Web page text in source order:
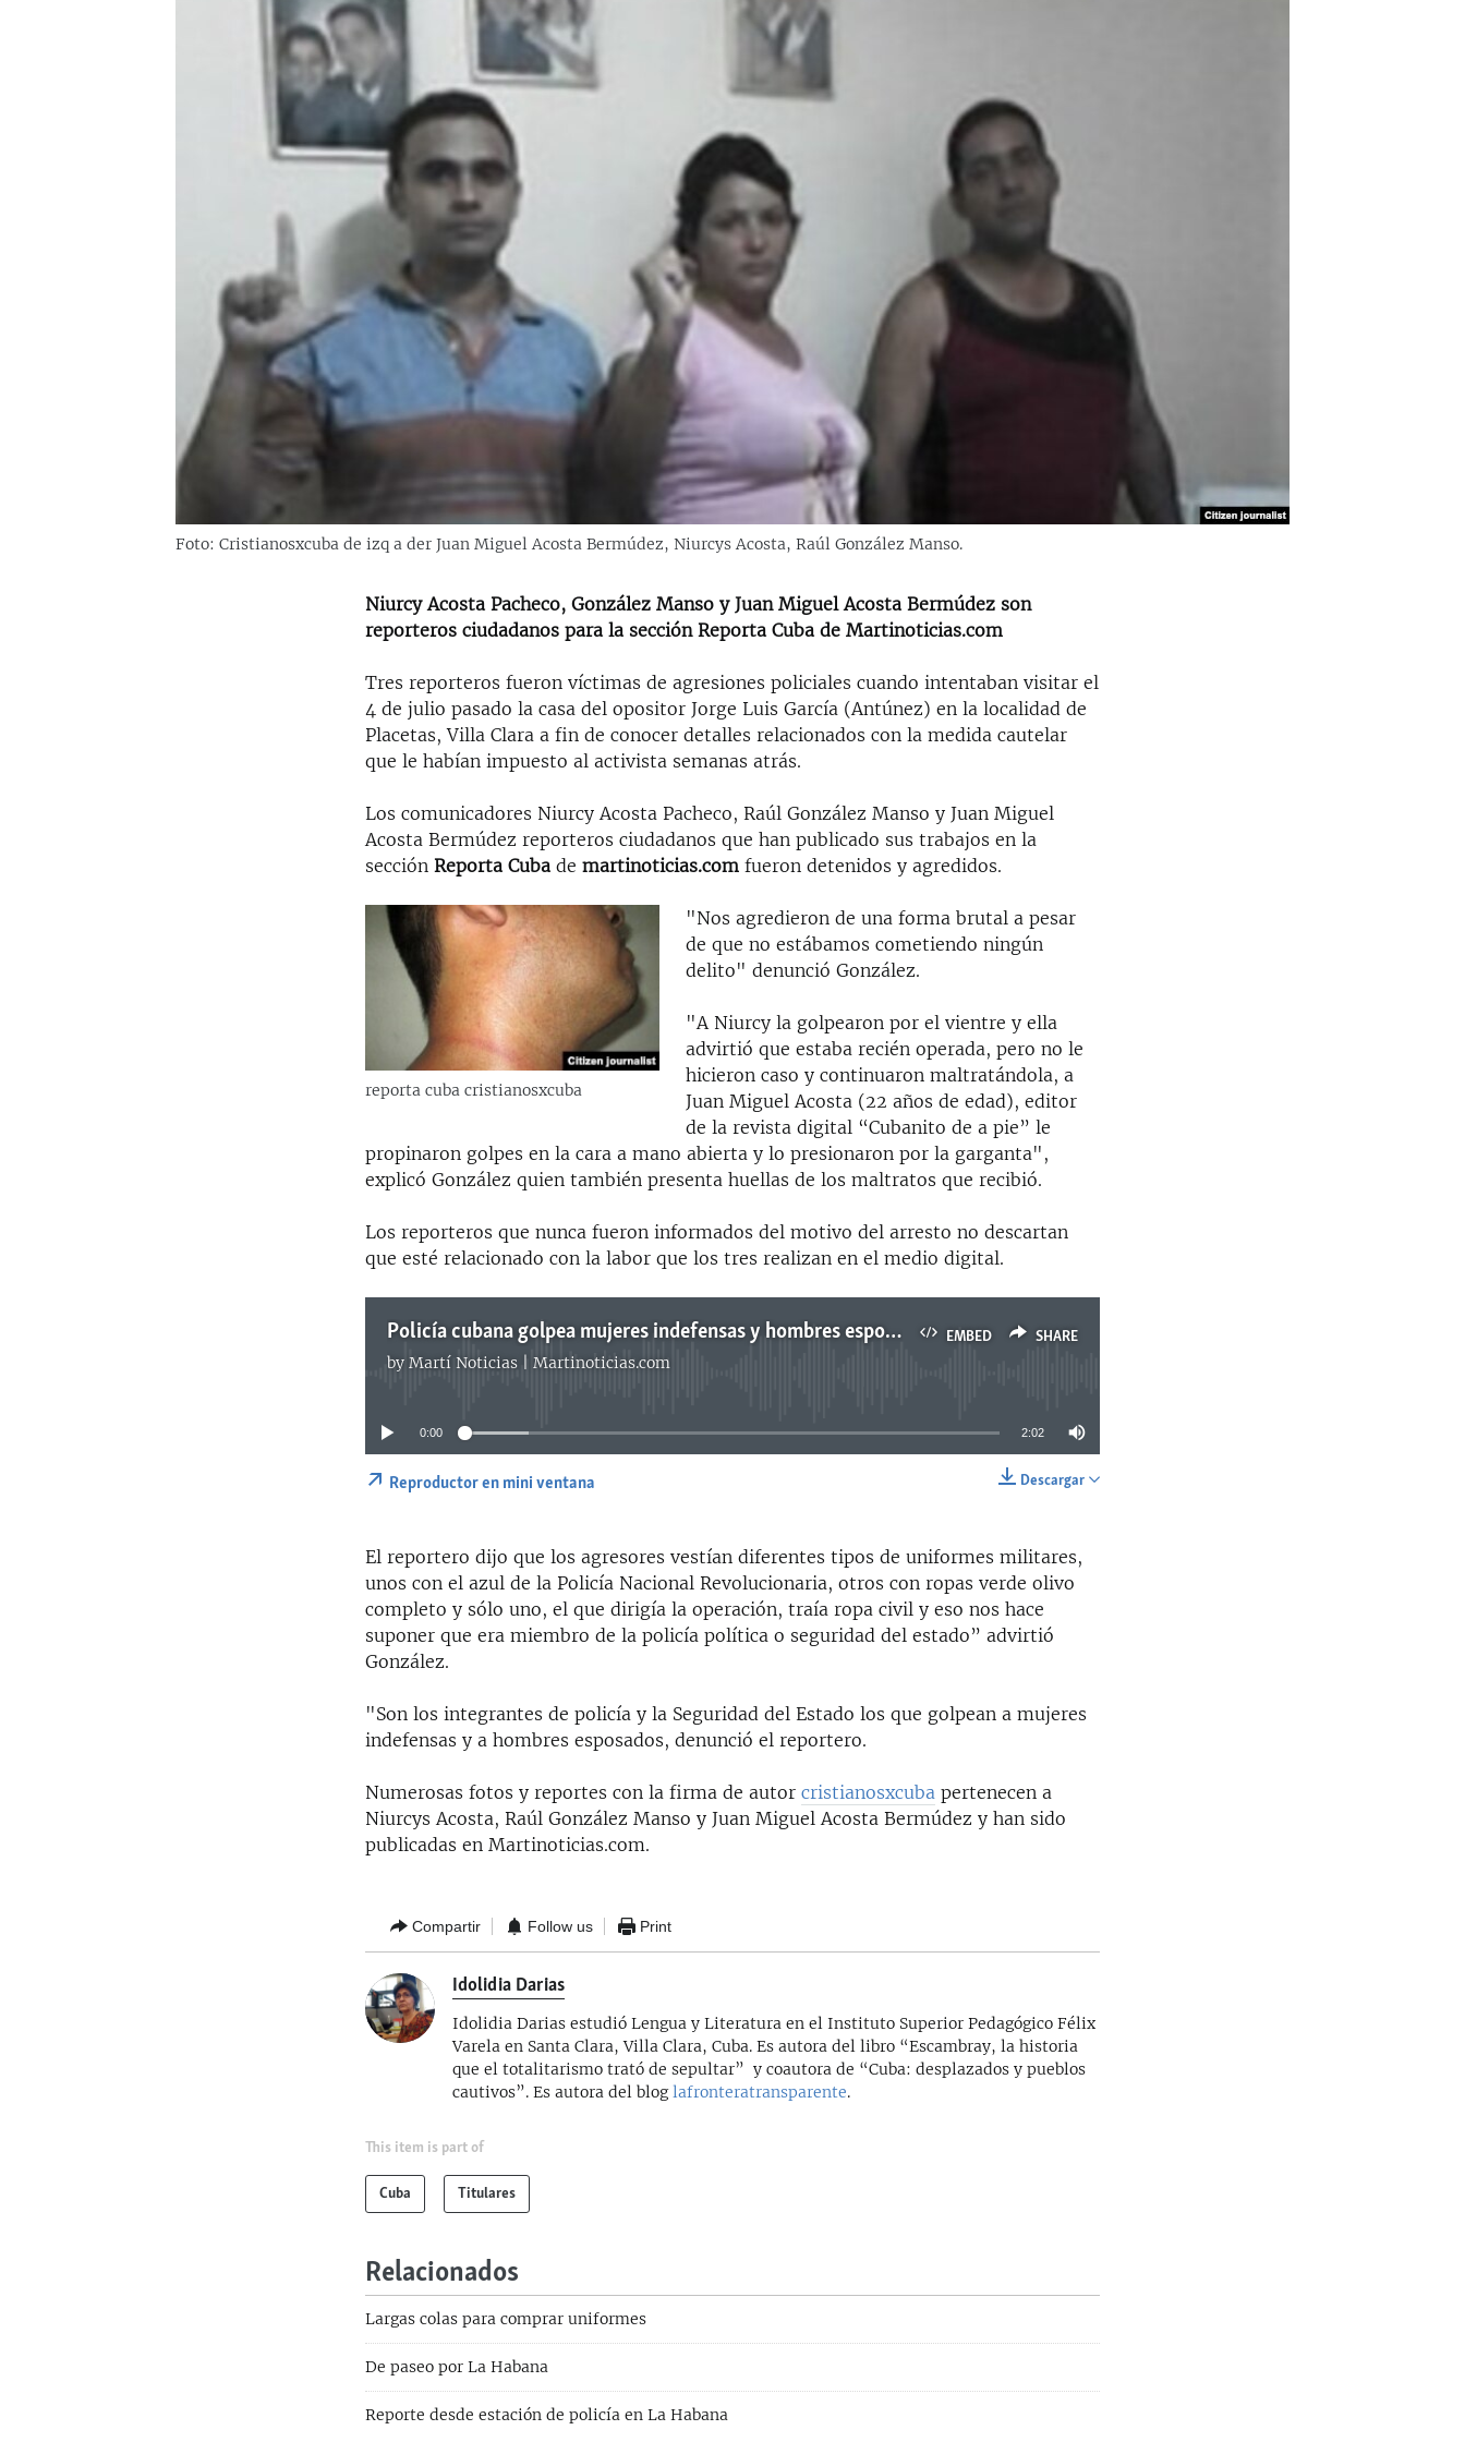
DESINFORMACIÓN RUSA EN
LA INVASIÓN DE RUSIA A UCRANIA
Foto: Cristianosxcuba de izq a der Juan Miguel Acosta Bermúdez, Niurcys Acosta, Raúl González Manso.
Niurcy Acosta Pacheco, González Manso y Juan Miguel Acosta Bermúdez son
reporteros ciudadanos para la sección Reporta Cuba de Martinoticias.com
Tres reporteros fueron víctimas de agresiones policiales cuando intentaban visitar el
4 de julio pasado la casa del opositor Jorge Luis García (Antúnez) en la localidad de
Placetas, Villa Clara a fin de conocer detalles relacionados con la medida cautelar
que le habían impuesto al activista semanas atrás.
Los comunicadores Niurcy Acosta Pacheco, Raúl González Manso y Juan Miguel
Acosta Bermúdez reporteros ciudadanos que han publicado sus trabajos en la
secciónReporta Cuba demartinoticias.com fueron detenidos y agredidos.
reporta cuba cristianosxcuba
"Nos agredieron de una forma brutal a pesar
de que no estábamos cometiendo ningún
delito" denunció González.
"A Niurcy la golpearon por el vientre y ella
advirtió que estaba recién operada, pero no le
hicieron caso y continuaron maltratándola, a
Juan Miguel Acosta (22 años de edad), editor
de la revista digital “Cubanito de a pie” le
propinaron golpes en la cara a mano abierta y lo presionaron por la garganta",
explicó González quien también presenta huellas de los maltratos que recibió.
Los reporteros que nunca fueron informados del motivo del arresto no descartan
que esté relacionado con la labor que los tres realizan en el medio digital.
EMBED SHARE
Policía cubana golpea mujeres indefensas y hombres esposados
byMartí Noticias | Martinoticias.com
No media source currently available
0:00 2:02
Descargar
Reproductor en mini ventana
El reportero dijo que los agresores vestían diferentes tipos de uniformes militares,
unos con el azul de la Policía Nacional Revolucionaria, otros con ropas verde olivo
completo y sólo uno, el que dirigía la operación, traía ropa civil y eso nos hace
suponer que era miembro de la policía política o seguridad del estado” advirtió
González.
"Son los integrantes de policía y la Seguridad del Estado los que golpean a mujeres
indefensas y a hombres esposados, denunció el reportero.
Numerosas fotos y reportes con la firma de autorcristianosxcuba pertenecen a
Niurcys Acosta, Raúl González Manso y Juan Miguel Acosta Bermúdez y han sido
publicadas en Martinoticias.com.
Compartir Follow us Print
Idolidia Darias
Idolidia Darias estudió Lengua y Literatura en el Instituto Superior Pedagógico Félix
Varela en Santa Clara, Villa Clara, Cuba. Es autora del libro “Escambray, la historia
que el totalitarismo trató de sepultar” y coautora de “Cuba: desplazados y pueblos
cautivos”. Es autora del bloglafronteratransparente.
This item is part of
Cuba Titulares
Relacionados
Largas colas para comprar uniformes
De paseo por La Habana
Reporte desde estación de policía en La Habana